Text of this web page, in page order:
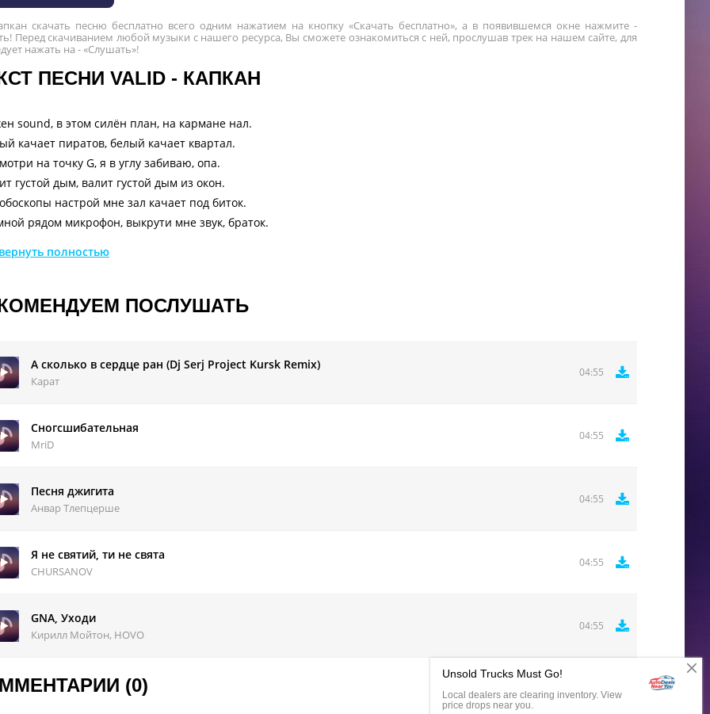
скачать песню бесплатно всего одним нажатием на кнопку «Скачать бесплатно», а в появившемся окне нажмите -
Перед скачиванием любой музыки с нашего ресурса, Вы сможете ознакомиться с ней, прослушав трек на нашем сайте, для
нажать на - «Слушать»!
ПЕСНИ VALID - КАПКАН
sound, в этом силён план, на кармане нал.
качает пиратов, белый качает квартал.
на точку G, я в углу забиваю, опа.
густой дым, валит густой дым из окон.
настрой мне зал качает под биток.
рядом микрофон, выкрути мне звук, браток.
подросли, но в глубине души все дети.
качает за next up, но я его забрал.
много тел гуляет по планете.
двор, где тусуются дети.
щас понял, как им сильно повезло.
знает за меня, качает головой.
на споте щас чьи-то дети.
полностью
ПОСЛУШАТЬ
А сколько в сердце ран (Dj Serj Project Kursk Remix)
Карат
04:55
Сногсшибательная
MriD
04:55
Песня джигита
Анвар Тлепцерше
04:55
Я не святий, ти не свята
CHURSANOV
04:55
GNA, Уходи
Кирилл Мойтон, HOVO
04:55
(0)